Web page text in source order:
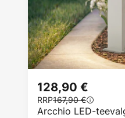
Arcchio LED-
128,90 €
RRP167,90 €